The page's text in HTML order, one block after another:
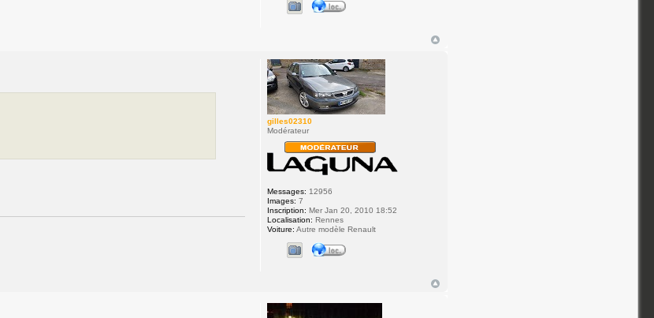
gilles02310
Modérateur
Messages: 12956
Images: 7
Inscription: Mer Jan 20, 2010 18:52
Localisation: Rennes
Voiture: Autre modèle Renault